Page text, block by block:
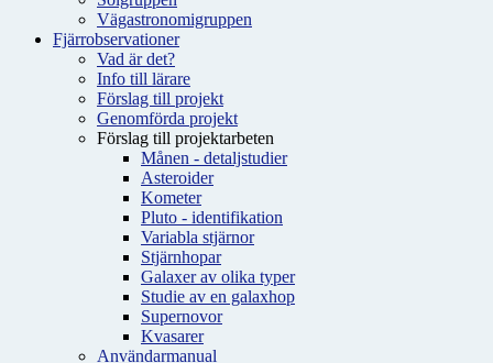
Vägastronomigruppen
Fjärrobservationer
Vad är det?
Info till lärare
Förslag till projekt
Genomförda projekt
Förslag till projektarbeten
Månen - detaljstudier
Asteroider
Kometer
Pluto - identifikation
Variabla stjärnor
Stjärnhopar
Galaxer av olika typer
Studie av en galaxhop
Supernovor
Kvasarer
Användarmanual